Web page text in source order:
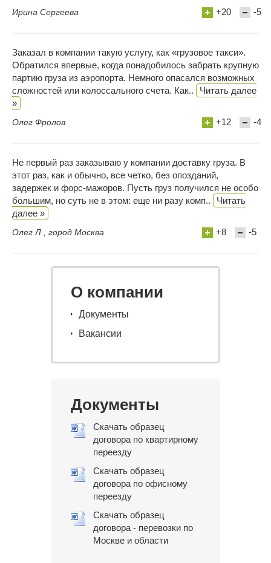
Ирина Сергеева +20 -5
Заказал в компании такую услугу, как «грузовое такси».
Обратился впервые, когда понадобилось забрать крупную
партию груза из аэропорта. Немного опасался возможных
сложностей или колоссального счета. Как..
Читать далее
»
Олег Фролов +12 -4
Не первый раз заказываю у компании доставку груза. В
этот раз, как и обычно, все четко, без опозданий,
задержек и форс-мажоров. Пусть груз получился не особо
большим, но суть не в этом: еще ни разу комп..
Читать
далее »
Олег Л., город Москва +8 -5
О компании
Документы
Вакансии
Документы
Скачать образец
договора по квартирному
переезду
Скачать образец
договора по офисному
переезду
Скачать образец
договора - перевозки по
Москве и области